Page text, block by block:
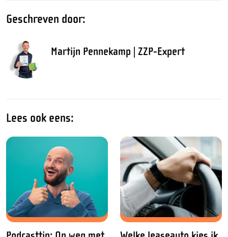
Geschreven door:
Martijn Pennekamp | ZZP-Expert
Lees ook eens: